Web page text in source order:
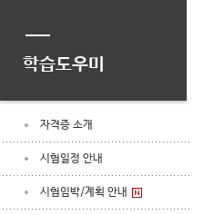
학습도우미
자격증 소개
시험일정 안내
시험임박/계획 안내